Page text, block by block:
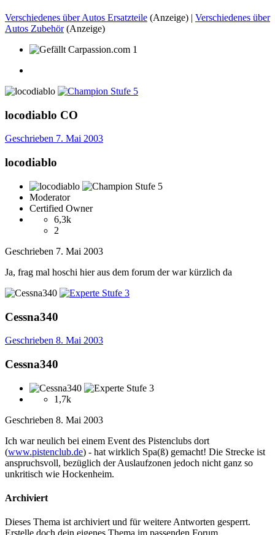
Verschiedenes über Autos Ersatzteile (Anzeige) | Verschiedenes über
Autos Zubehör(Anzeige)
1
locodiablo CO
Geschrieben 7. Mai 2003
locodiablo
Moderator
Certified Owner
6,3k
2
Geschrieben 7. Mai 2003
Ja, frag mal hoschi hier aus dem forum der war kürzlich da
Cessna340
Geschrieben 8. Mai 2003
Cessna340
1,7k
Geschrieben 8. Mai 2003
Ich war neulich bei einem Event des Pistenclubs dort
(www.pistenclub.de) - hat wirklich Spa(ß) gemacht! Die Strecke ist
anspruchsvoll, bezüglich der Auslaufzonen jedoch nicht ganz so
unkritisch wie Hockenheim.
Archiviert
Dieses Thema ist archiviert und für weitere Antworten gesperrt.